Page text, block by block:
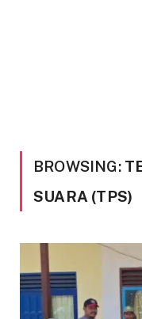
BROWSING:
SUARA (TPS)